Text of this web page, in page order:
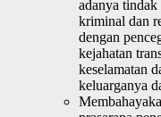
adanya
kriminal dan
dengan
kejahatan
keselamatan
keluarganya